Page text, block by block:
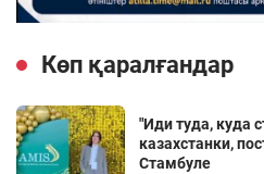
Көп қаралғандар
"Иди туда, куда
казахстанки,
Стамбуле